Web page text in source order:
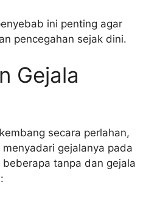
ini penting agar
pencegahan sejak dini.
Gejala
secara perlahan,
gejalanya pada
tanpa dan gejala